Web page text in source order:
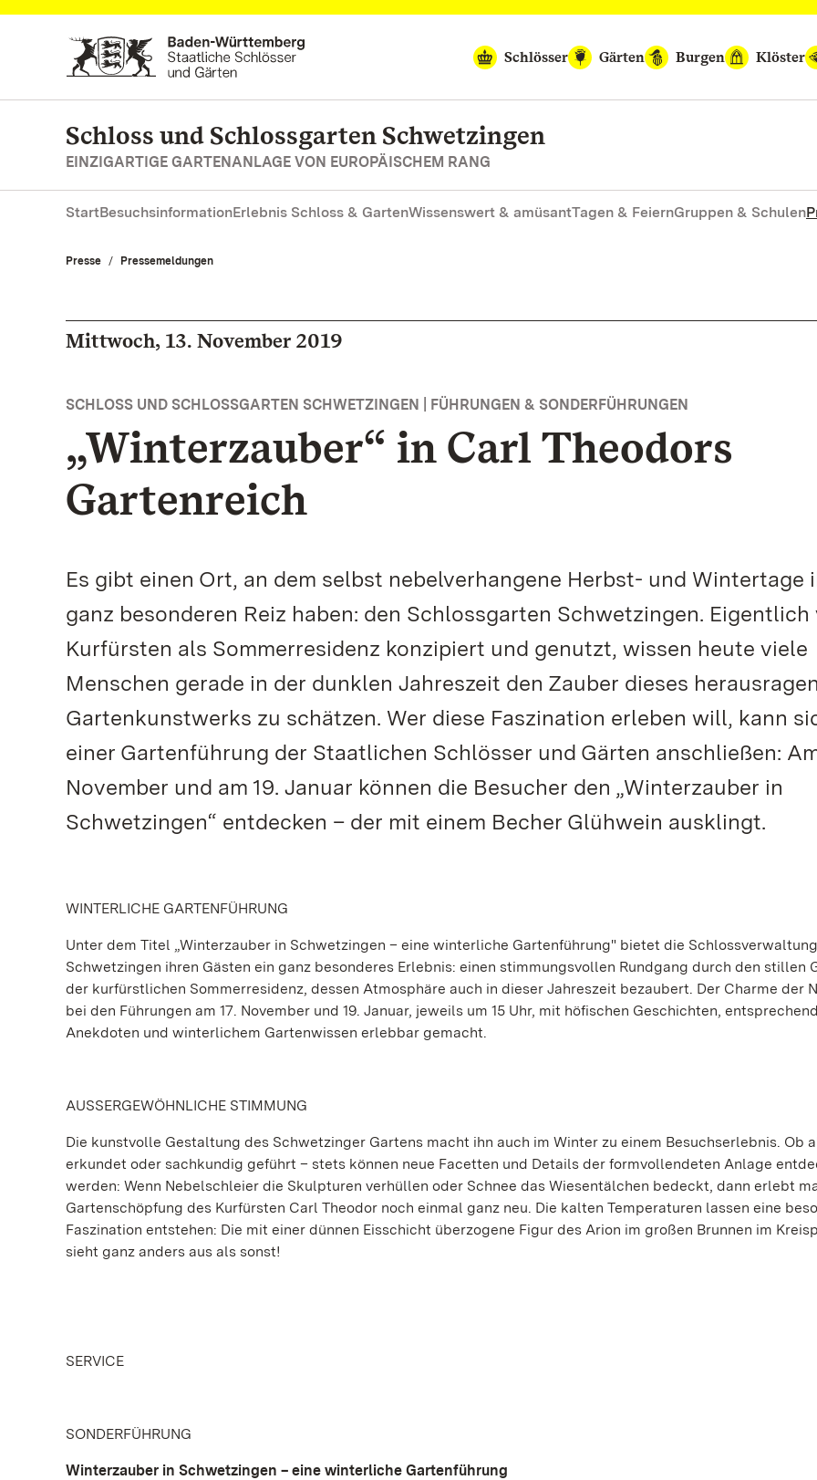
Zum Hauptinhalt springen
Schlösser
Gärten Burgen Klöster
Schloss und Schlossgarten Schwetzingen
EINZIGARTIGE GARTENANLAGE VON EUROPÄISCHEM RANG
StartBesuchsinformationErlebnis Schloss & GartenWissenswert & amüsantTagen & FeiernGruppen & Schulen
Presse Pressemeldungen
Mittwoch, 13. November 2019
SCHLOSS UND SCHLOSSGARTEN SCHWETZINGEN | FÜHRUNGEN & SONDERFÜHRUNGEN
„Winterzauber“ in Carl Theodors
Gartenreich
Es gibt einen Ort, an dem selbst nebelverhangene Herbst- und Wintertage
ganz besonderen Reiz haben: den Schlossgarten Schwetzingen. Eigentlich
Kurfürsten als Sommerresidenz konzipiert und genutzt, wissen heute viele
Menschen gerade in der dunklen Jahreszeit den Zauber dieses
Gartenkunstwerks zu schätzen. Wer diese Faszination erleben will, kann
einer Gartenführung der Staatlichen Schlösser und Gärten anschließen:
November und am 19. Januar können die Besucher den „Winterzauber in
Schwetzingen“ entdecken – der mit einem Becher Glühwein ausklingt.
WINTERLICHE GARTENFÜHRUNG
Unter dem Titel „Winterzauber in Schwetzingen – eine winterliche Gartenführung" bietet die Schlossverwaltung
Schwetzingen ihren Gästen ein ganz besonderes Erlebnis: einen stimmungsvollen Rundgang durch den stillen
der kurfürstlichen Sommerresidenz, dessen Atmosphäre auch in dieser Jahreszeit bezaubert. Der Charme der
bei den Führungen am 17. November und 19. Januar, jeweils um 15 Uhr, mit höfischen Geschichten,
Anekdoten und winterlichem Gartenwissen erlebbar gemacht.
AUSSERGEWÖHNLICHE STIMMUNG
Die kunstvolle Gestaltung des Schwetzinger Gartens macht ihn auch im Winter zu einem Besuchserlebnis. Ob
erkundet oder sachkundig geführt – stets können neue Facetten und Details der formvollendeten Anlage
werden: Wenn Nebelschleier die Skulpturen verhüllen oder Schnee das Wiesentälchen bedeckt, dann erlebt
Gartenschöpfung des Kurfürsten Carl Theodor noch einmal ganz neu. Die kalten Temperaturen lassen eine
Faszination entstehen: Die mit einer dünnen Eisschicht überzogene Figur des Arion im großen Brunnen im
sieht ganz anders aus als sonst!
SERVICE
SONDERFÜHRUNG
Winterzauber in Schwetzingen – eine winterliche Gartenführung